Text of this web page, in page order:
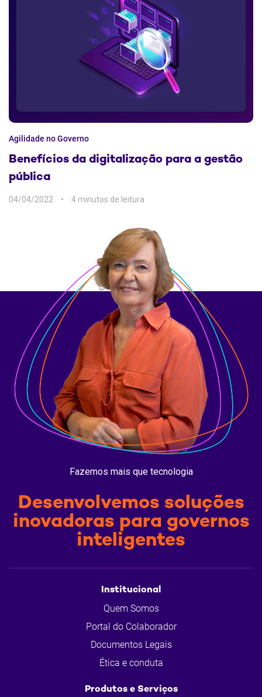
Agilidade no Governo
Benefícios da digitalização para a gestão
pública
04/04/2022 4 min
Fazemos mais que tecnologia
Desenvolvemos soluções
inovadoras para governos
inteligentes
Institucional
Quem Somos
Portal do Colaborador
Documentos Legais
Ética e conduta
Produtos e Serviços